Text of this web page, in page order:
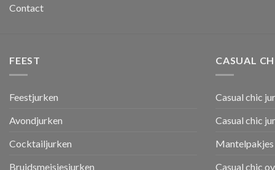
Contact
FEEST
Feestjurken
Avondjurken
Cocktailjurken
Bruidsmeisjesjurken
CASUAL
Casual chic
Casual chic
Mantelpakjes
Casual chic